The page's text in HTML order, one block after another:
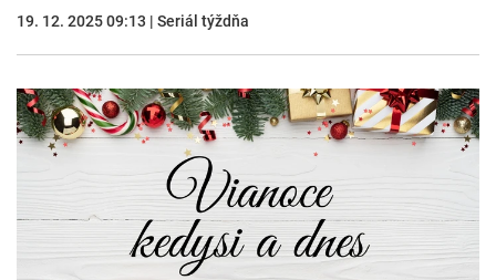
19. 12. 2025 09:13 | Seriál týždňa